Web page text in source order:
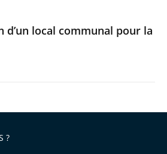
d’un local communal pour la
?